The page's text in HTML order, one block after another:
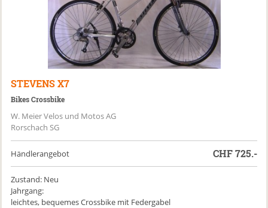
STEVENS X7
Bikes Crossbike
W. Meier Velos und Motos AG
Rorschach SG
Händlerangebot CHF725.-
Zustand: Neu
Jahrgang:
leichtes, bequemes Crossbike mit Federgabel